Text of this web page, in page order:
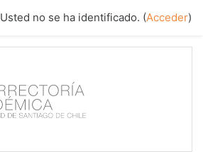
Usted no se ha identificado. (Acceder)